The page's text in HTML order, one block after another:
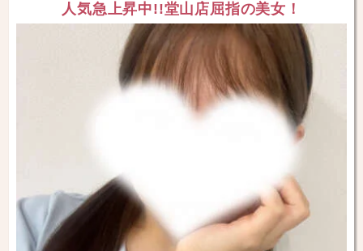
人気急上昇中!!堂山店屈指の美女！